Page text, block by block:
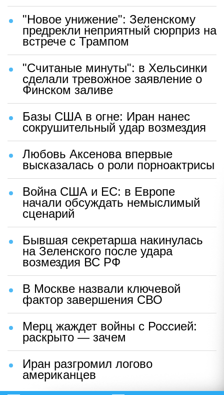
"Новое унижение": Зеленскому
предрекли неприятный сюрприз на
встрече с Трампом
"Считаные минуты": в Хельсинки
сделали тревожное заявление о
Финском заливе
Базы США в огне: Иран нанес
сокрушительный удар возмездия
Любовь Аксенова впервые
высказалась о роли порноактрисы
Война США и ЕС: в Европе
начали обсуждать немыслимый
сценарий
Бывшая секретарша накинулась
на Зеленского после удара
возмездия ВС РФ
В Москве назвали ключевой
фактор завершения СВО
Мерц жаждет войны с Россией:
раскрыто — зачем
Иран разгромил логово
американцев